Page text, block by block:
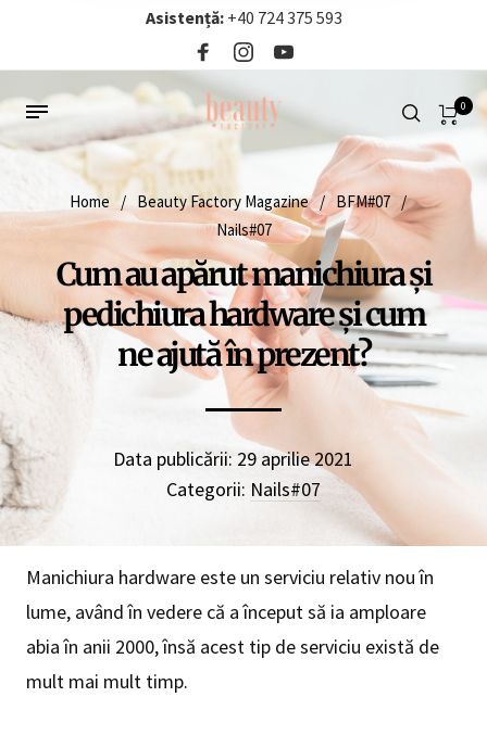
Asistență: +40 724 375 593‬
0
Home / Beauty Factory Magazine / BFM#07 /
Nails#07
Cum au apărut manichiura și
pedichiura hardware și cum
ne ajută în prezent?
Data publicării: 29 aprilie 2021
Categorii: Nails#07
Manichiura hardware este un serviciu relativ nou în
lume, având în vedere că a început să ia amploare
abia în anii 2000, însă acest tip de serviciu există de
mult mai mult timp.